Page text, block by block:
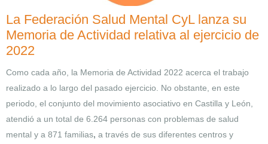
La Federación Salud Mental CyL lanza su
Memoria de Actividad relativa al ejercicio de
2022
Como cada año, la Memoria de Actividad 2022 acerca el trabajo
realizado a lo largo del pasado ejercicio . No obstante, en este
periodo, el conjunto del movimiento asociativo en Castilla y León,
atendió a un total de 6.264 personas con problemas de salud
mental y a 871 familias, a través de sus diferentes centros y